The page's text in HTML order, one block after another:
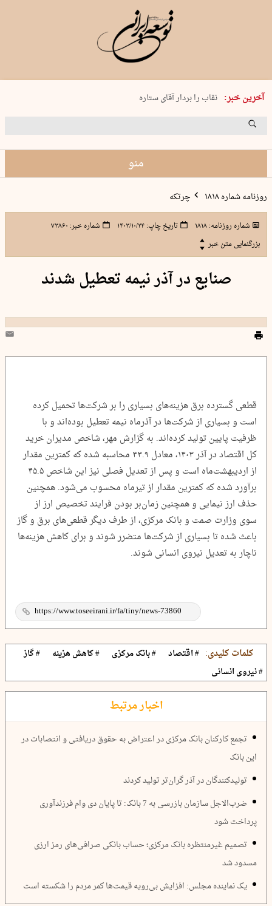
آخرین خبر:
پنجشنبه 15 مرداد 1405 شماره 2243
نقاب را بردار آقای ستاره
کدام فوتبال؟
منو
روزنامه شماره ۱۸۱۸ چرتکه
شماره روزنامه:۱۸۱۸ تاریخ چاپ:۱۴۰۳/۱۰/۲۴ شماره خبر: ۷۳۸۶۰
بزرگنمایی متن خبر
صنایع در آذر نیمه تعطیل شدند
قطعی گسترده برق هزینه‌های بسیاری را بر شرکت‌ها تحمیل کرده
است و بسیاری از شرکت‌ها در آذرماه نیمه تعطیل بوده‌اند و با
ظرفیت پایین تولید کرده‌اند. به گزارش مهر، شاخص مدیران خرید
کل اقتصاد در آذر ۱۴۰۳، معادل ۴۳.۹ محاسبه شده که کمترین مقدار
از اردیبهشت‌ماه است و پس از تعدیل فصلی نیز این شاخص ۴۵.۵
برآورد شده که کمترین مقدار از تیرماه محسوب می‌شود. همچنین
حذف ارز نیمایی و همچنین زمان‌بر بودن فرایند تخصیص ارز از
سوی وزارت صمت و بانک مرکزی، از طرف دیگر قطعی‌های برق و گاز
باعث شده تا بسیاری از شرکت‌ها متضرر شوند و برای کاهش هزینه‌ها
ناچار به تعدیل نیروی انسانی شوند.
کلمات کلیدی: # اقتصاد # بانک مرکزی # کاهش هزینه
# گاز
# نیروی انسانی
اخبار مرتبط
تجمع کارکنان بانک مرکزی در اعتراض به حقوق دریافتی و انتصابات در
این بانک
تولیدکنندگان در آذر گران‌تر تولید کردند
ضرب‌الاجل سازمان بازرسی به 7 بانک: تا پایان دی وام فرزند‌آوری
پرداخت شود
تصمیم غیرمنتظره بانک مرکزی؛ حساب بانکی صرافی‌های رمز ارزی
مسدود شد
یک نماینده مجلس: افزایش بی‌رویه قیمت‌ها کمر مردم را شکسته است